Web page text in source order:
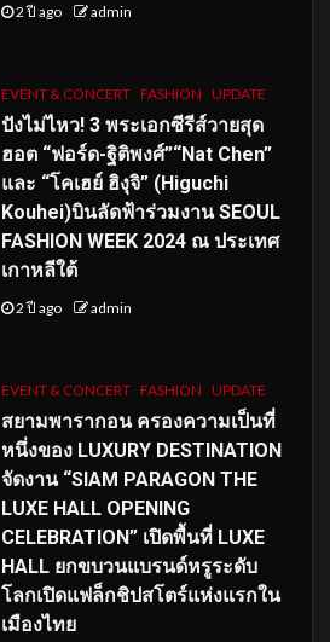
2 ปี ago admin
EVENT & CONCERT FASHION UPDATE
ปังไม่ไหว! 3 พระเอกซีรีส์วายสุด
ฮอต “ฟอร์ด-ฐิติพงศ์”“Nat Chen”
และ “โคเฮย์ ฮิงุจิ” (Higuchi
Kouhei)บินลัดฟ้าร่วมงาน SEOUL
FASHION WEEK 2024 ณ ประเทศ
เกาหลีใต้
2 ปี ago admin
EVENT & CONCERT FASHION UPDATE
สยามพารากอน ครองความเป็นที่
หนึ่งของ LUXURY DESTINATION
จัดงาน “SIAM PARAGON THE
LUXE HALL OPENING
CELEBRATION” เปิดพื้นที่ LUXE
HALL ยกขบวนแบรนด์หรูระดับ
โลกเปิดแฟล็กชิปสโตร์แห่งแรกใน
เมืองไทย